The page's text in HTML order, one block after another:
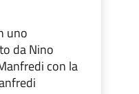
uno
da Nino
con la